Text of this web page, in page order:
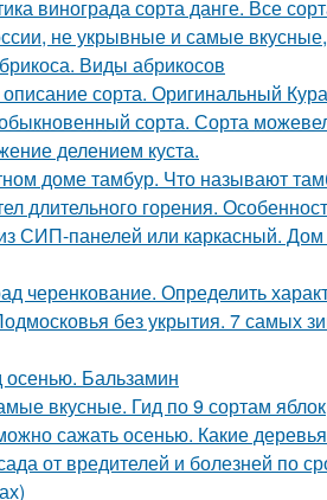
винограда сорта данге. Все
не укрывные и самые
Виды абрикосов
сорта. Оригинальный
сорта. Сорта
делением куста.
доме тамбур. Что называют
длительного горения.
СИП-панелей или каркасный.
черенкование. Определить
без укрытия. 7 самых
осенью. Бальзамин
вкусные. Гид по 9 сортам
сажать осенью. Какие
от вредителей и болезней по